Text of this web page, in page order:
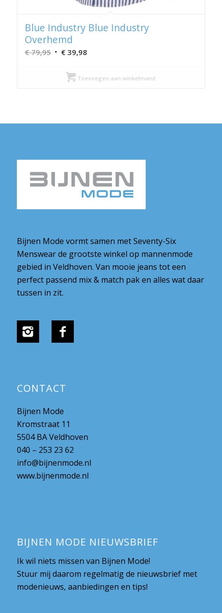
Blue Industry Blue Industry
Overhemd
€79,95 Oorspronkelijke
was:
€39,98Huidige
is:
Toevoegen aan winkelmand
Bijnen Mode vormt samen met Seventy-Six
Menswear de grootste winkel op mannenmode
gebied in Veldhoven. Van mooie jeans tot een
perfect passend mix & match pak en alles wat daar
tussen in zit.
CONTACT
Bijnen Mode
Kromstraat 11
5504 BA Veldhoven
040 – 253 23 62
info@bijnenmode.nl
www.bijnenmode.nl
BIJNEN MODE NIEUWSBRIEF
Ik wil niets missen van Bijnen Mode!
Stuur mij daarom regelmatig de nieuwsbrief met
modenieuws, aanbiedingen en tips!